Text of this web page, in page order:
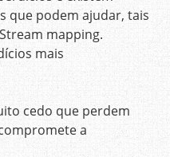
que podem ajudar, tais
mapping.
mais
cedo que perdem
a